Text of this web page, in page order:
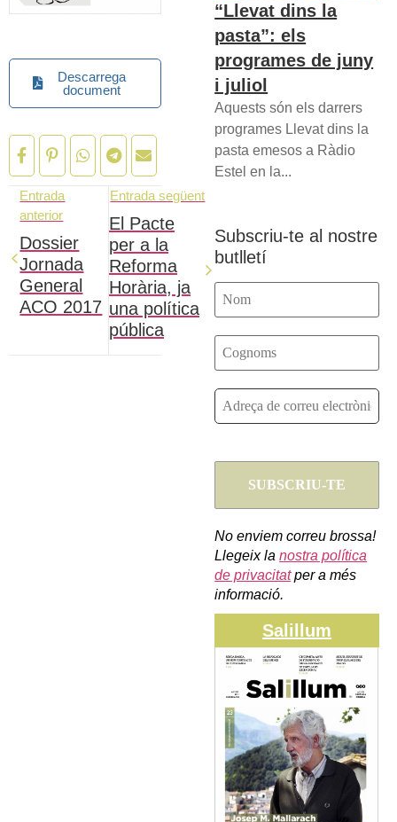
Descarrega
document
Entrada
anterior
Dossier
Jornada
General
ACO 2017
Entrada següent
El Pacte
per a la
Reforma
Horària, ja
una política
pública
“Llevat dins la
pasta”: els
programes de juny
i juliol
Aquests són els darrers
programes Llevat dins la
pasta emesos a Ràdio
Estel en la...
Subscriu-te al nostre
butlletí
No enviem correu brossa!
Llegeix lanostra política
de privacitatper a més
informació.
Salillum